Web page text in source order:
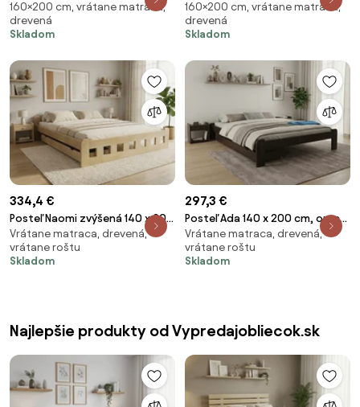
borovica Rošt: S latkovým
roštom, Matrac: Matrac
SOMMERA 18 cm
160×200 cm, vrátane matraca,
drevená
Skladom
orech Rošt: S latkovým roštom,
Matrac: Matrac SOMMERA 18
cm
160×200 cm, vrátane matraca,
drevená
Skladom
334,4 €
Posteľ Naomi zvýšená 140 x 200
cm, borovica Rošt: S latkovým
roštom, Matrac: Matrac
SOMMERA 18 cm
Vrátane matraca, drevená,
vrátane roštu
Skladom
297,3 €
Posteľ Ada 140 x 200 cm, orech
Rošt: S latkovým roštom,
Matrac: Matrac SOMMERA 18
cm
Vrátane matraca, drevená,
vrátane roštu
Skladom
Najlepšie produkty od Vypredajobliecok.sk